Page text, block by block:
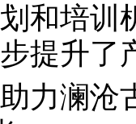
和培训
提升了